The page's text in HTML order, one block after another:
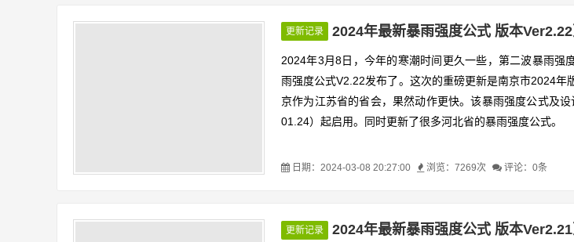
更新记录 2024年最新暴雨强度公式 版本
2024年3月8日，今年的寒潮时间更久一些，第二波暴雨强
雨强度公式V2.22发布了。这次的重磅更新是南京市2024年
京作为江苏省的省会，果然动作更快。该暴雨强度公式及
01.24）起启用。同时更新了很多河北省的暴雨强度公式。
日期：2024-03-08 20:27:00 浏览：7269次 评论：0条
更新记录 2024年最新暴雨强度公式 版本